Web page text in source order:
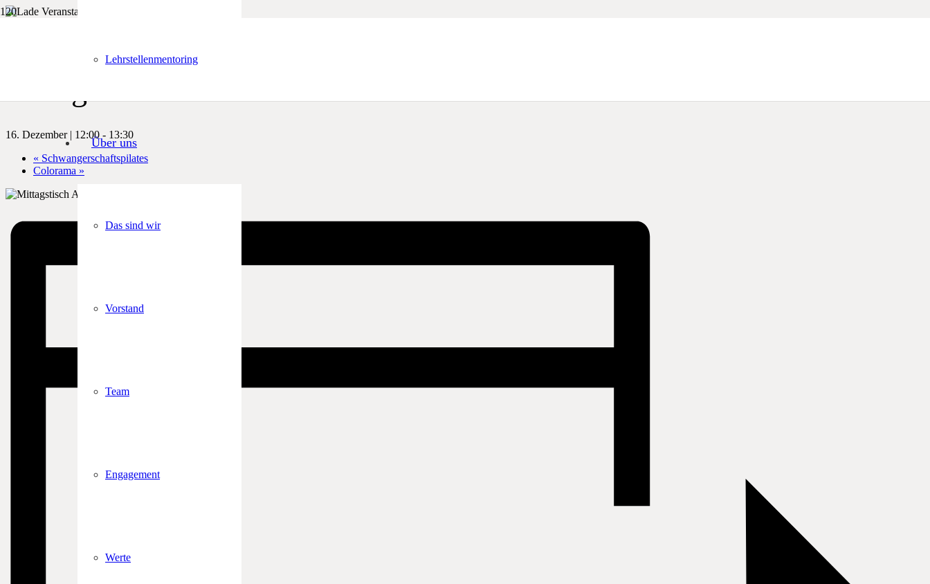
Lehrstellenmentoring
Über uns
Das sind wir
Vorstand
Team
Engagement
Werte
16. Dezember | 12:00 - 13:30
« Schwangerschaftspilates
Colorama »